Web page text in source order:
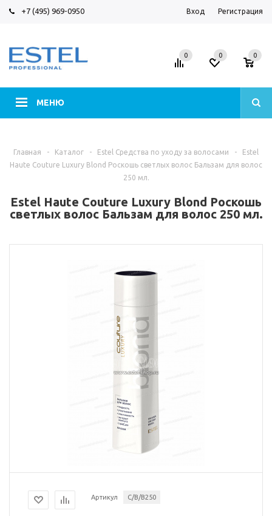
+7 (495) 969-0950 Вход Регистрация
МЕНЮ
0 0 0
Главная - Каталог - Estel Средства по уходу за волосами -
Estel
Haute Couture Luxury Blond Роскошь светлых волос Бальзам для волос
250 мл.
Estel Haute Couture Luxury Blond Роскошь
светлых волос Бальзам для волос 250 мл.
Артикул C/B/B250